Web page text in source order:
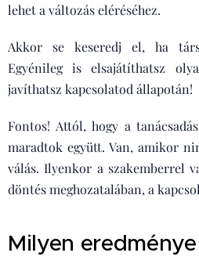
lehet a változás eléréséhez.
Akkor se keseredj el, ha
Egyénileg is elsajátíthatsz
javíthatsz kapcsolatod állapotán!
Fontos! Attól, hogy a
maradtok együtt. Van, amikor
válás. Ilyenkor a szakemberrel
döntés meghozatalában, a
Milyen